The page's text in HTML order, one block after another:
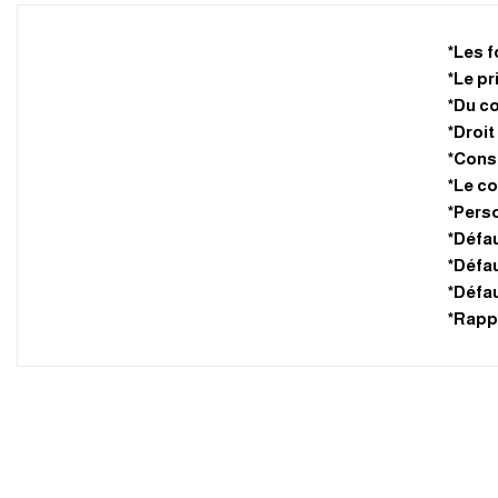
Les
*
Le
*
Du
*
Droit
*
*
Le
*
*
*
*
*
*